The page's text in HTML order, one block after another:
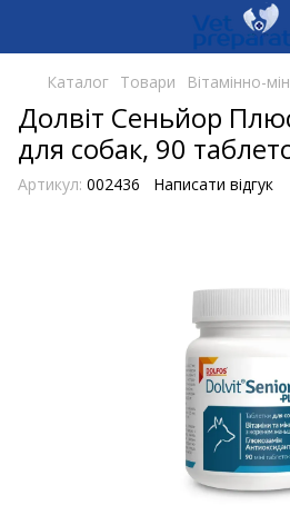
Каталог Товари Вітамінно-
Долвіт Сеньйор
для собак, 90
Артикул: 002436 Написати відгук